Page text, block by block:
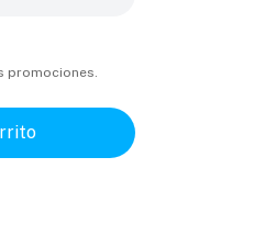
promociones.